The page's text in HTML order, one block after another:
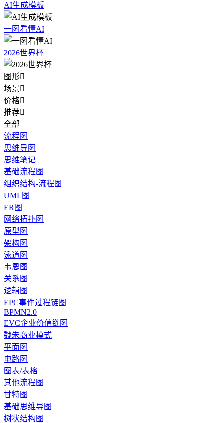
AI生成模板
一图看懂AI
2026世界杯
图形
场景
价格
推荐
全部
流程图
思维导图
思维笔记
基础流程图
组织结构-流程图
UML图
ER图
网络拓扑图
原型图
架构图
泳道图
韦恩图
关系图
逻辑图
EPC事件过程链图
BPMN2.0
EVC企业价值链图
魏朱商业模式
平面图
电路图
图表/表格
其他流程图
甘特图
基础思维导图
树状结构图